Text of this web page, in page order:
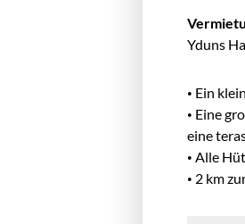
Yduns
• Ein
• Eine
eine
• Alle
• 2 km